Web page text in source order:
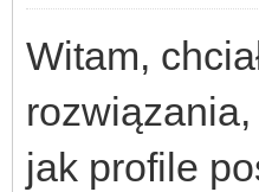
Witam,
jak profile